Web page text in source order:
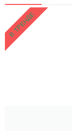
В ТРЕНДЕ